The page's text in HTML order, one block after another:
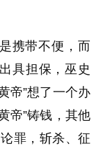
携带不便，而
具担保，巫史
帝”想了一个办
帝”铸钱，其他
罪，斩杀、征